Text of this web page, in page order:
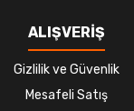
ALIŞVERİŞ
Gizlilik ve Güvenlik
Mesafeli Satış